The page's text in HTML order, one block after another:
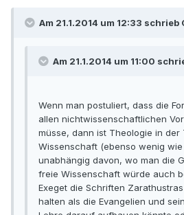
Am 21.1.2014 um 12:33
Am 21.1.2014 um 11:00
Wenn man postuliert, dass die
allen nichtwissenschaftlichen
müsse, dann ist Theologie in der
Wissenschaft (ebenso wenig wie
unabhängig davon, wo man die
freie Wissenschaft würde auch
Exeget die Schriften
halten als die Evangelien und